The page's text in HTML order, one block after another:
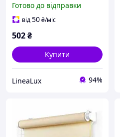
кухні та дому / Жалюзі від
сонця
Готово до відправки
від50₴/міс
502₴
Купити
LineaLux 94%